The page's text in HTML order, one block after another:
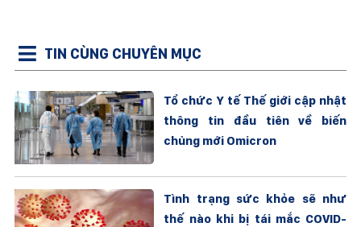
TIN CÙNG CHUYÊN MỤC
Tổ chức Y tế Thế giới cập nhật
thông tin đầu tiên về biến
chủng mới Omicron
Tình trạng sức khỏe sẽ như
thế nào khi bị tái mắc COVID-